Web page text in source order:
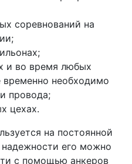
соревнований на
и во время любых
временно необходимо
провода;
цехах.
на постоянной
его можно
с помощью анкеров